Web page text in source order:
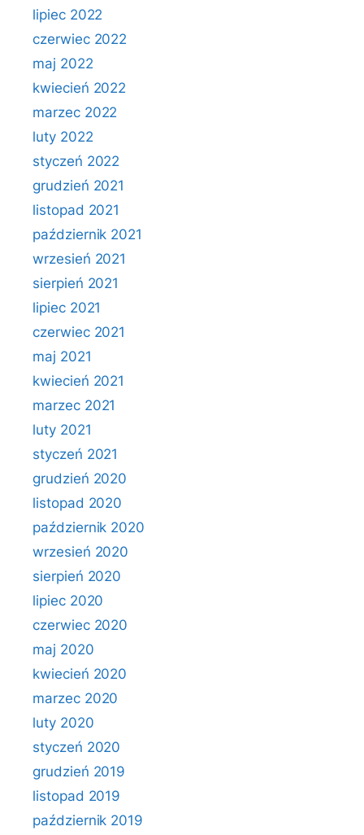
lipiec 2022
czerwiec 2022
maj 2022
kwiecień 2022
marzec 2022
luty 2022
styczeń 2022
grudzień 2021
listopad 2021
październik 2021
wrzesień 2021
sierpień 2021
lipiec 2021
czerwiec 2021
maj 2021
kwiecień 2021
marzec 2021
luty 2021
styczeń 2021
grudzień 2020
listopad 2020
październik 2020
wrzesień 2020
sierpień 2020
lipiec 2020
czerwiec 2020
maj 2020
kwiecień 2020
marzec 2020
luty 2020
styczeń 2020
grudzień 2019
listopad 2019
październik 2019